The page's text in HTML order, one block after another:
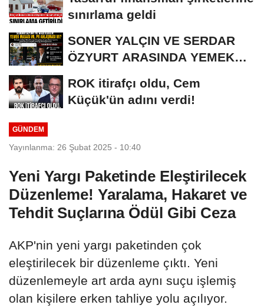
sınırlama geldi
SONER YALÇIN VE SERDAR
ÖZYURT ARASINDA YEMEK
ROK itirafçı oldu, Cem
Küçük'ün adını verdi!
GÜNDEM
Yayınlanma: 26 Şubat 2025 - 10:40
Yeni Yargı Paketinde Eleştirilecek
Düzenleme! Yaralama, Hakaret ve
Tehdit Suçlarına Ödül Gibi Ceza
AKP'nin yeni yargı paketinden çok
eleştirilecek bir düzenleme çıktı. Yeni
düzenlemeyle art arda aynı suçu işlemiş
olan kişilere erken tahliye yolu açılıyor.